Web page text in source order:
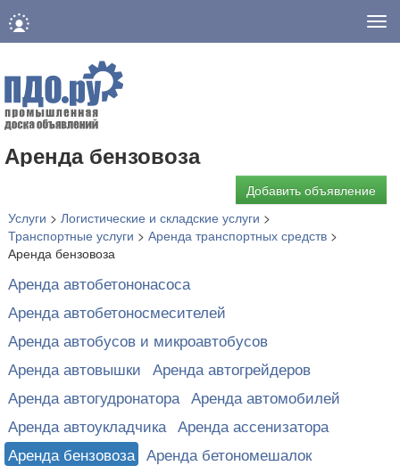
Аренда бензовоза
Добавить объявление
Услуги > Логистические и складские услуги >
Транспортные услуги > Аренда транспортных средств >
Аренда бензовоза
Аренда автобетононасоса
Аренда автобетоносмесителей
Аренда автобусов и микроавтобусов
Аренда автовышки Аренда автогрейдеров
Аренда автогудронатора Аренда автомобилей
Аренда автоукладчика Аренда ассенизатора
Аренда бензовоза Аренда бетономешалок